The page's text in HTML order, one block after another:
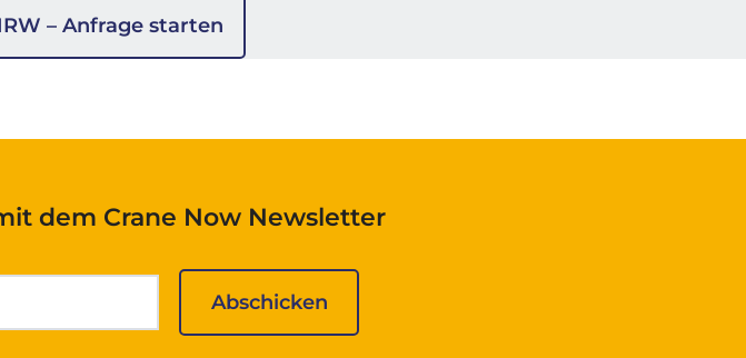
– Anfrage starten
dem Crane Now Newsletter